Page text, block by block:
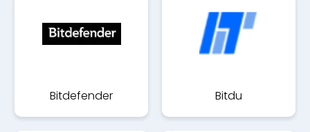
Bitdefender Bitdu